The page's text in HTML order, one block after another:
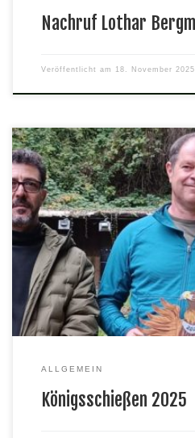
Nachruf Lothar
Veröffentlicht am 18. November 2025
Wir gratulieren dem alten und
Barth und seinen beiden Rittern,
Gewehr zu Fall brachten.Mit der
Schützenkönig. Seine beiden Ritter
Wieland Schenkewitz.
ALLGEMEIN
Königsschießen 2025